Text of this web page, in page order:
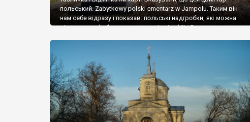
польський. Zabytkowy polski cmentarz w Jampolu. Таким він
нам себе відразу і показав: польські надгробки, які можна
віднести до фабричних, польські епітафії… Загалом цвинтар
виявилося більше семи гектарів. Перше враження про
абсолютну звичайність польського цвинтаря виявилося
оманливим – […]